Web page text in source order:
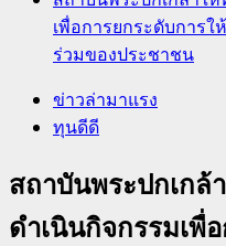
เพื่อการยกระดับการ
ร่วมของประชาชน
ข่าวล่ามาแรง
ทุนดีดี
สถาบันพระปกเก
ดำเนินกิจกรรมเพื่